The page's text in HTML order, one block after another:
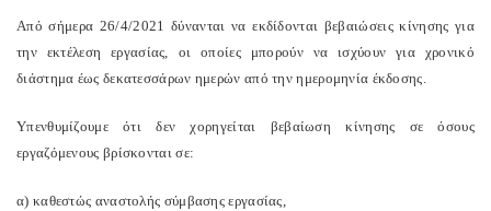
Από σήμερα 26/4/2021 δύνανται να εκδίδονται βεβαιώσεις κίνησης για
την εκτέλεση εργασίας, οι οποίες μπορούν να ισχύουν για χρονικό
διάστημα έως δεκατεσσάρων ημερών από την ημερομηνία έκδοσης.
Υπενθυμίζουμε ότι δεν χορηγείται βεβαίωση κίνησης σε όσους
εργαζόμενους βρίσκονται σε:
α) καθεστώς αναστολής σύμβασης εργασίας,